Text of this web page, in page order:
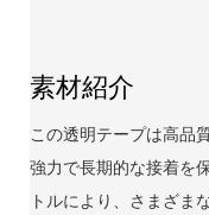
素材紹介
この透明テープは高品
強力で長期的な接着を
トルにより、さまざま